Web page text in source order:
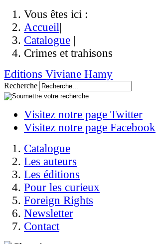
Vous êtes ici :
Accueil|
Catalogue |
Crimes et trahisons
Editions Viviane Hamy
Recherche
Visitez notre page Twitter
Visitez notre page Facebook
Catalogue
Les auteurs
Les éditions
Pour les curieux
Foreign Rights
Newsletter
Contact